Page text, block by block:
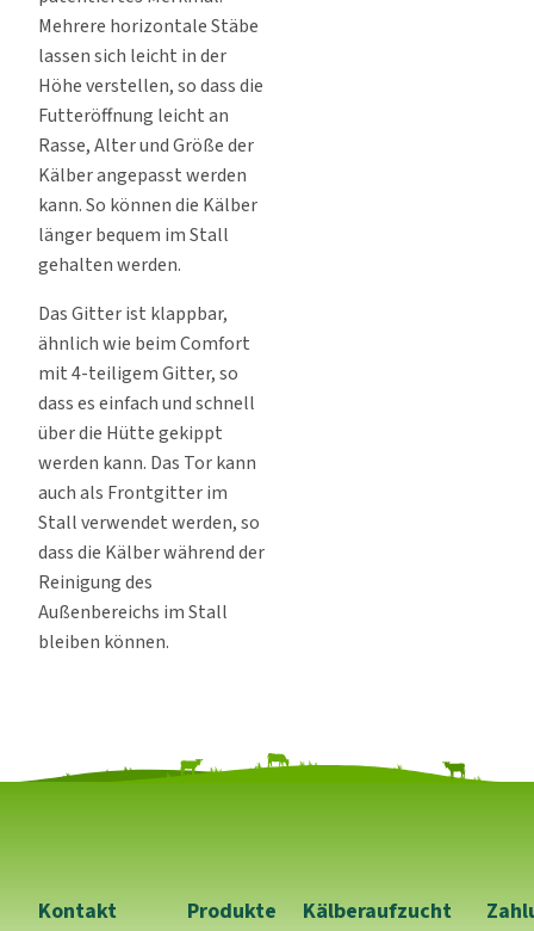
Mehrere horizontale Stäbe
lassen sich leicht in der
Höhe verstellen, so dass die
Futteröffnung leicht an
Rasse, Alter und Größe der
Kälber angepasst werden
kann. So können die Kälber
länger bequem im Stall
gehalten werden.
Das Gitter ist klappbar,
ähnlich wie beim Comfort
mit 4-teiligem Gitter, so
dass es einfach und schnell
über die Hütte gekippt
werden kann. Das Tor kann
auch als Frontgitter im
Stall verwendet werden, so
dass die Kälber während der
Reinigung des
Außenbereichs im Stall
bleiben können.
Kontakt Produkte Kälberaufzucht